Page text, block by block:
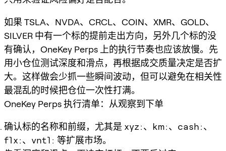
如果 TSLA、NVDA、CRCL、COIN、XMR、GOLD、
SILVER 中有一个标的提前走出方向，另外几个标的没
有确认，OneKey Perps 上的执行节奏也应该放慢。先
用小仓位测试深度和滑点，再根据成交质量决定是否扩
大。这样做会少抓一些瞬间波动，但可以避免在相关性
最混乱的时候把仓位一次性打满。
OneKey Perps 执行清单：从观察到下单
确认标的名称和前缀，尤其是 xyz:、 km:、 cash:、
flx:、 vntl: 等扩展市场。